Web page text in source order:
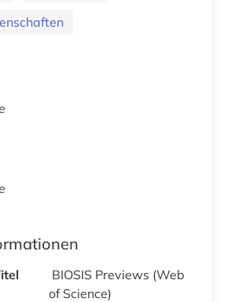
BIOSIS Previews (Web
of Science)